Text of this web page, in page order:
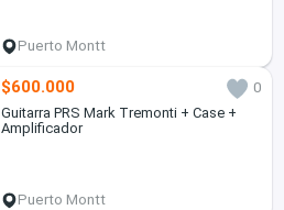
Puerto Montt
$600.000
0
Guitarra PRS Mark Tremonti + Case +
Amplificador
Puerto Montt